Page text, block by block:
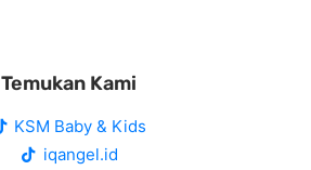
Temukan Kami
KSM Baby & Kids
iqangel.id